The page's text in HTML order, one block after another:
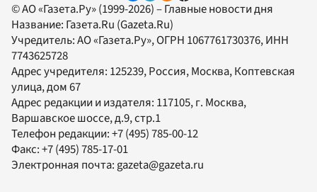
© АО «Газета.Ру» (1999-2026) – Главные новости дня
Название: Газета.Ru (Gazeta.Ru)
Учредитель:АО «Газета.Ру», ОГРН 1067761730376, ИНН
7743625728
Адрес учредителя: 125239, Россия, Москва, Коптевская
улица, дом 67
Адрес редакции и издателя: 117105, г. Москва,
Варшавское шоссе, д.9, стр.1
Телефон редакции:+7 (495) 785-00-12
Факс:+7 (495) 785-17-01
Электронная почта:gazeta@gazeta.ru